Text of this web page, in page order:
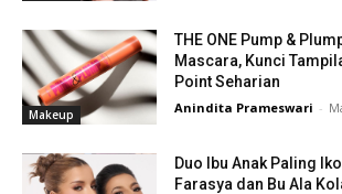
Makeup
THE ONE Pump &
Mascara, Kunci
Point Seharian
Anindita Prameswari -
Duo Ibu Anak Paling
Farasya dan Bu Ala